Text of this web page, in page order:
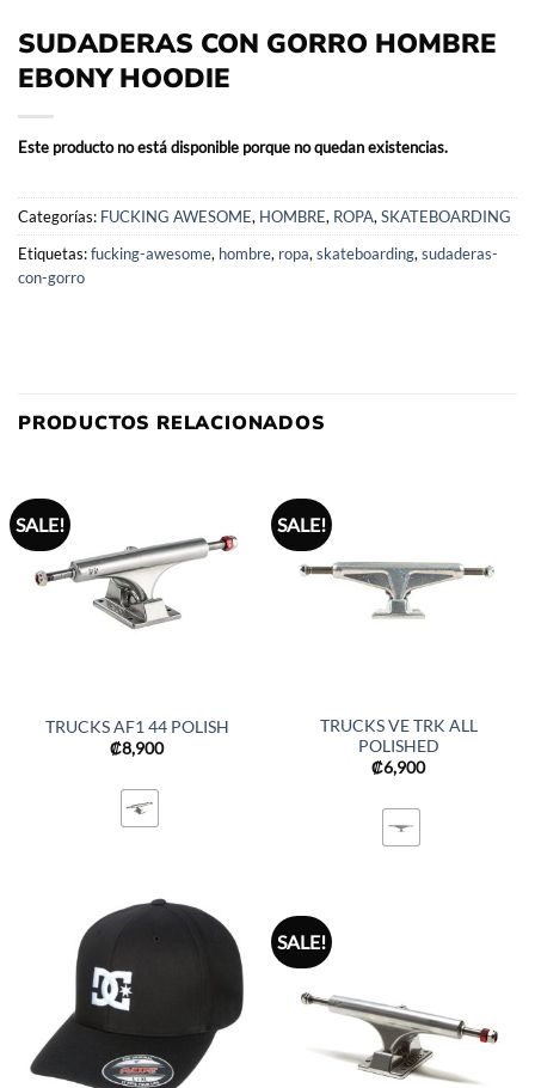
SUDADERAS CON GORRO HOMBRE
EBONY HOODIE
Este producto no está disponible porque no quedan existencias.
Categorías: FUCKING AWESOME, HOMBRE, ROPA, SKATEBOARDING
Etiquetas:fucking-awesome, hombre, ropa, skateboarding, sudaderas-
con-gorro
PRODUCTOS RELACIONADOS
SALE!
TRUCKS AF1 44 POLISH
₡8,900
SALE!
TRUCKS VE TRK ALL
POLISHED
₡6,900
SALE!